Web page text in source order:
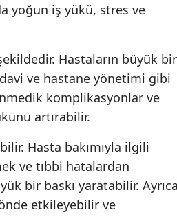
yoğun iş yükü, stres ve
Hastaların büyük bir
ve hastane yönetimi gibi
komplikasyonlar ve
artırabilir.
Hasta bakımıyla ilgili
ve tıbbi hatalardan
bir baskı yaratabilir.
etkileyebilir ve